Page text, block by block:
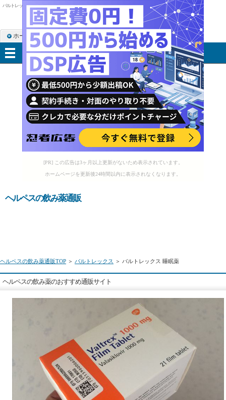
[PR] この広告は3ヶ月以上更新がないため表示されています。
ホームページを更新後24時間以内に表示されなくなります。
バルトレックス 睡眠薬
ヘルペスの飲み薬通販
ヘルペスの飲み薬通販TOP ＞ バルトレックス ＞ バルトレックス 睡眠薬
ヘルペスの飲み薬のおすすめ通販サイト
ホーム RSS購読 サイトマップ
メニュー